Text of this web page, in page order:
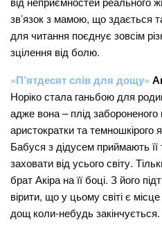
зв’язок з мамою, що здається
для читання поєднує зовсім
зцілення від болю.
«П’ятдесят слів для дощу»
Норіко стала ганьбою для
адже вона – плід забороненого
аристократки та темношкірого
Бабуся з дідусем приймають
заховати від усього світу.
брат Акіра на її боці. З його
вірити, що у цьому світі є
дощ коли-небудь закінчується.